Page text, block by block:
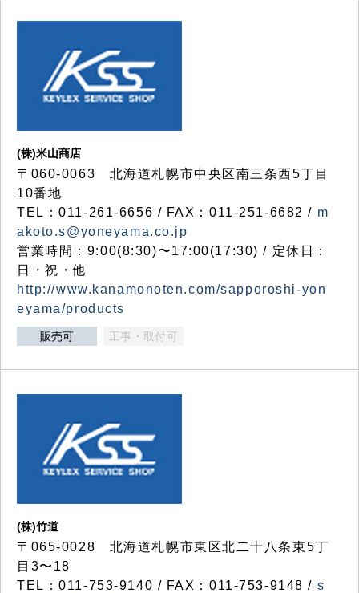
(株)米山商店
〒060-0063 北海道札幌市中央区南三条西5丁目
10番地
TEL：011-261-6656 / FAX：011-251-6682 / m
akoto.s@yoneyama.co.jp
営業時間：9:00(8:30)〜17:00(17:30) / 定休日：
日・祝・他
http://www.kanamonoten.com/sapporoshi-yon
eyama/products
販売可 工事・取付可
(株)竹道
〒065-0028 北海道札幌市東区北二十八条東5丁
目3〜18
TEL：011-753-9140 / FAX：011-753-9148 / s